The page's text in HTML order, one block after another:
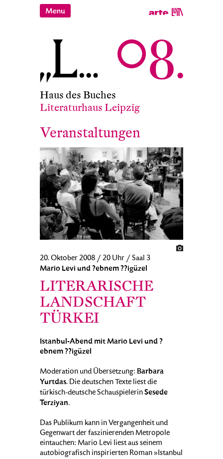
Haus des Buches
Literaturhaus Leipzig
Veranstaltungen
20. Oktober 2008 / 20 Uhr / Saal 3
Mario Levi und ?ebnem ??igüzel
LITERARISCHE
LANDSCHAFT
TÜRKEI
Istanbul-Abend mit Mario Levi und ?
ebnem ??igüzel
Moderation und Übersetzung: Barbara
Yurtdas. Die deutschen Texte liest die
türkisch-deutsche SchauspielerinSesede
Terziyan.
Das Publikum kann in Vergangenheit und
Gegenwart der faszinierenden Metropole
eintauchen: Mario Levi liest aus seinem
autobiografisch inspirierten Roman »Istanbul